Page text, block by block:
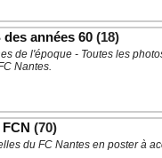
des années 60 (18)
de l'époque - Toutes les
Nantes.
(70)
du FC Nantes en poster à